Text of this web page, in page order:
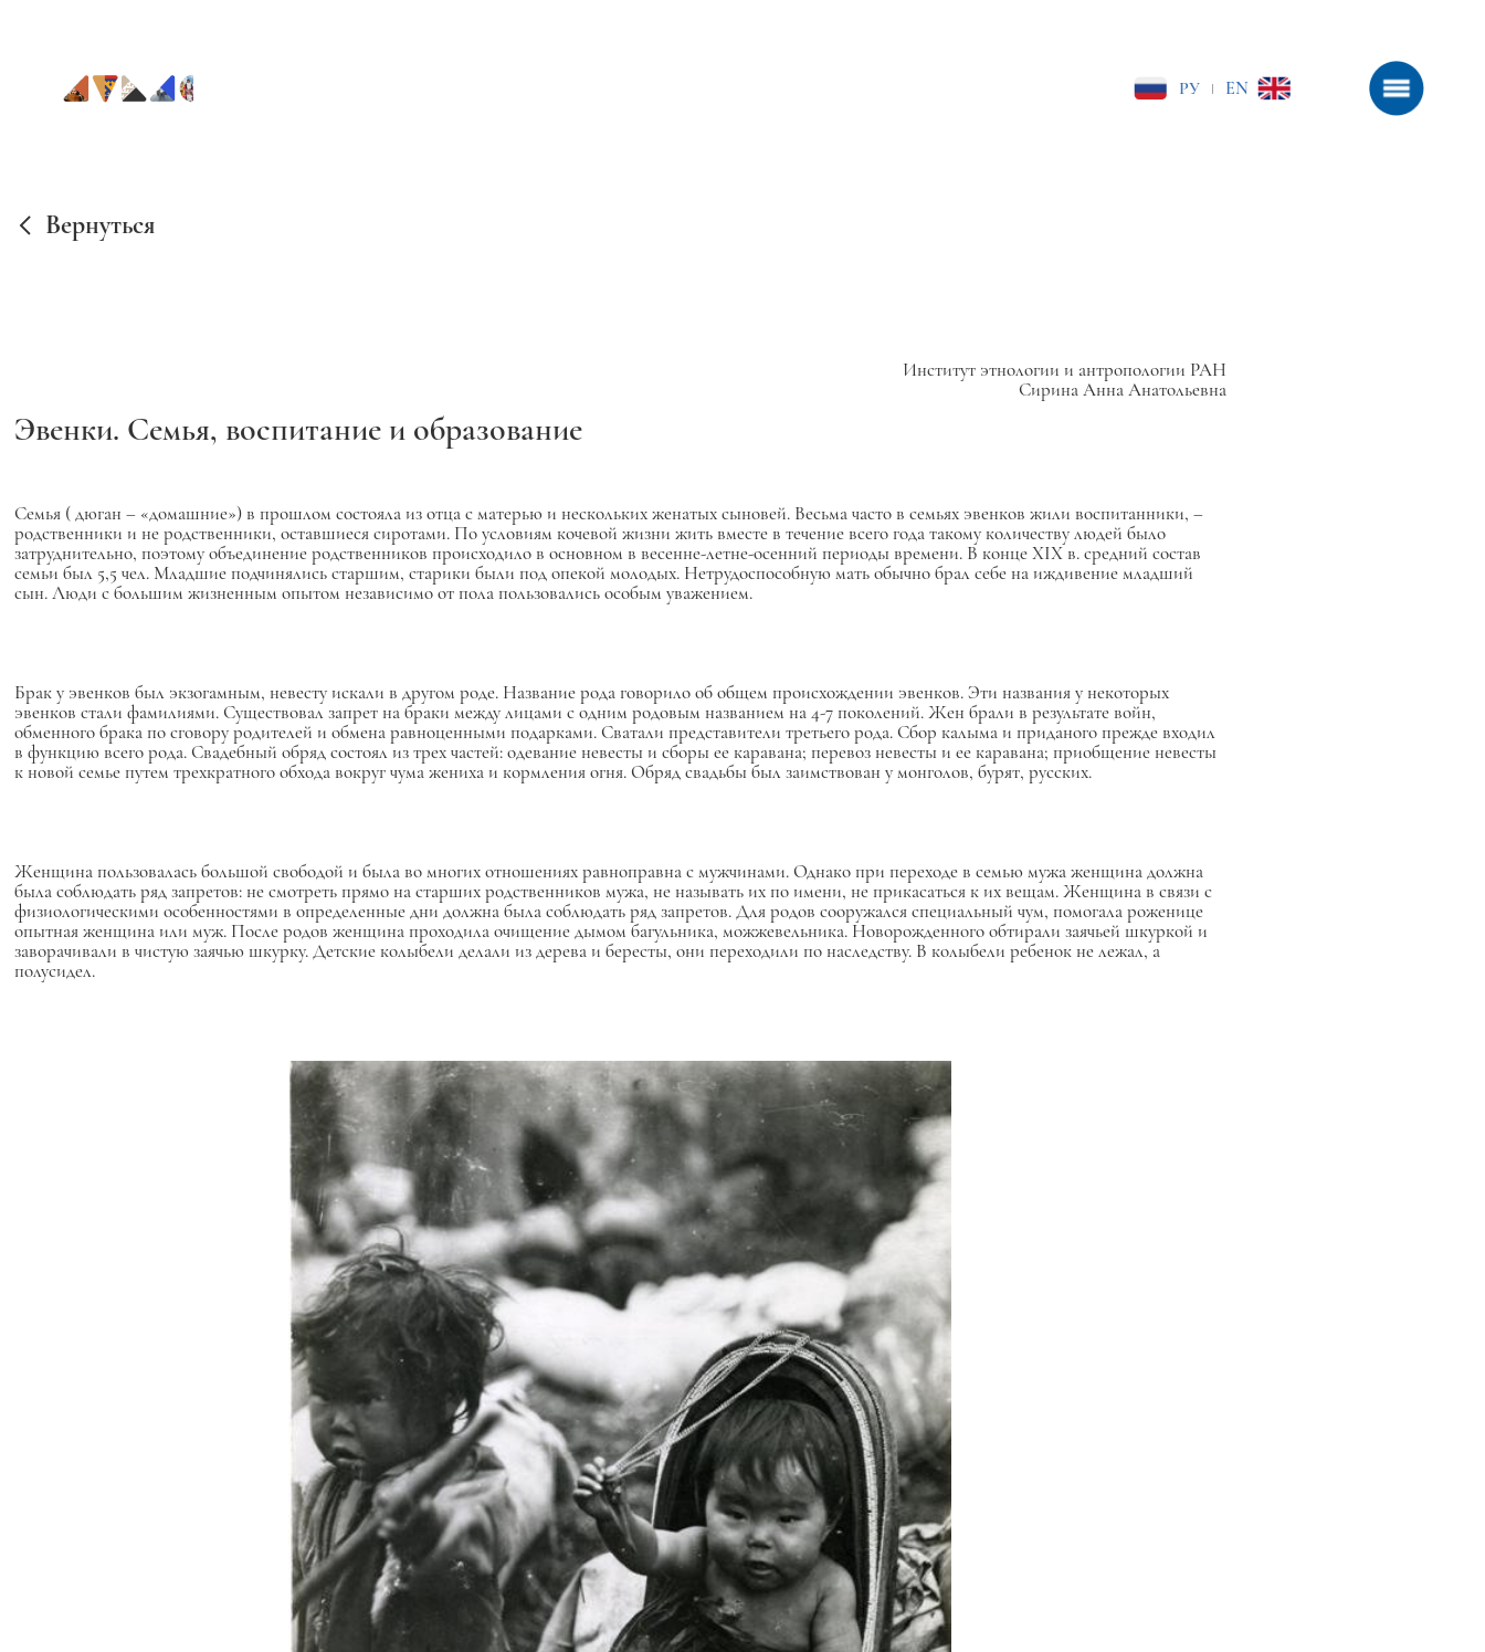
РУ EN
Вернуться
Институт этнологии и антропологии РАН
Сирина Анна Анатольевна
Эвенки. Семья, воспитание и образование
Семья (дюган – «домашние») в прошлом состояла из отца с матерью и нескольких женатых сыновей. Весьма часто в семьях эвенков жили воспитанники, –
родственники и не родственники, оставшиеся сиротами. По условиям кочевой жизни жить вместе в течение всего года такому количеству людей было
затруднительно, поэтому объединение родственников происходило в основном в весенне-летне-осенний периоды времени. В конце XIX в. средний состав
семьи был 5,5 чел. Младшие подчинялись старшим, старики были под опекой молодых. Нетрудоспособную мать обычно брал себе на иждивение младший
сын. Люди с большим жизненным опытом независимо от пола пользовались особым уважением.
Брак у эвенков был экзогамным, невесту искали в другом роде. Название рода говорило об общем происхождении эвенков. Эти названия у некоторых
эвенков стали фамилиями. Существовал запрет на браки между лицами с одним родовым названием на 4-7 поколений. Жен брали в результате войн,
обменного брака по сговору родителей и обмена равноценными подарками. Сватали представители третьего рода. Сбор калыма и приданого прежде входил
в функцию всего рода. Свадебный обряд состоял из трех частей: одевание невесты и сборы ее каравана; перевоз невесты и ее каравана; приобщение невесты
к новой семье путем трехкратного обхода вокруг чума жениха и кормления огня. Обряд свадьбы был заимствован у монголов, бурят, русских.
Женщина пользовалась большой свободой и была во многих отношениях равноправна с мужчинами. Однако при переходе в семью мужа женщина должна
была соблюдать ряд запретов: не смотреть прямо на старших родственников мужа, не называть их по имени, не прикасаться к их вещам. Женщина в связи с
физиологическими особенностями в определенные дни должна была соблюдать ряд запретов. Для родов сооружался специальный чум, помогала роженице
опытная женщина или муж. После родов женщина проходила очищение дымом багульника, можжевельника. Новорожденного обтирали заячьей шкуркой и
заворачивали в чистую заячью шкурку. Детские колыбели делали из дерева и бересты, они переходили по наследству. В колыбели ребенок не лежал, а
полусидел.